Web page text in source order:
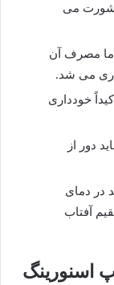
می
اما مصرف آن
می شد.
خودداری
دور از
در دمای
آفتاب
اسنورینگ